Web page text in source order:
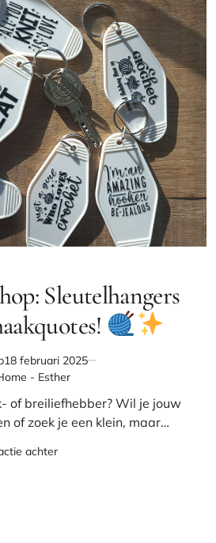
Sleutelhangers
18 februari 2025
- Esther
of breiliefhebber? Wil je jouw
of zoek je een klein, maar…
achterop